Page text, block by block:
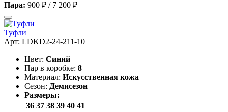
Пара: 900 ₽ / 7 200 ₽
Туфли
Арт: LDKD2-24-211-10
Цвет: Синий
Пар в коробке: 8
Материал: Искусственная кожа
Сезон: Демисезон
Размеры:
36 37 38 39 40 41